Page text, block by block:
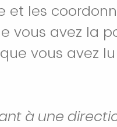
et les
vous avez la
vous avez
à une